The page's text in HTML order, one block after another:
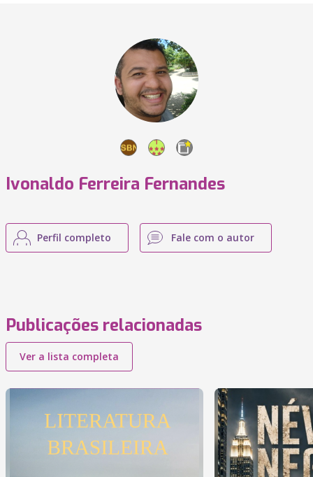
Ivonaldo Ferreira Fernandes
Perfil completo Fale com o autor
Publicações relacionadas
Ver a lista completa